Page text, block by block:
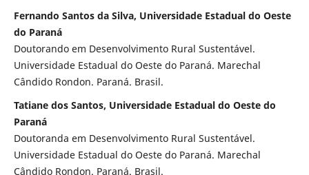
Fernando Santos da Silva, Universidade Estadual do Oeste
do Paraná
Doutorando em Desenvolvimento Rural Sustentável.
Universidade Estadual do Oeste do Paraná. Marechal
Cândido Rondon. Paraná. Brasil.
Tatiane dos Santos, Universidade Estadual do Oeste do
Paraná
Doutoranda em Desenvolvimento Rural Sustentável.
Universidade Estadual do Oeste do Paraná. Marechal
Cândido Rondon. Paraná. Brasil.